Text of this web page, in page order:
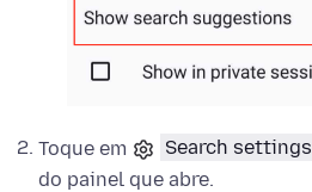
Toque em Search settings
do painel que abre.